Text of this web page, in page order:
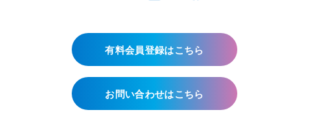
有料会員登録はこちら
お問い合わせはこちら